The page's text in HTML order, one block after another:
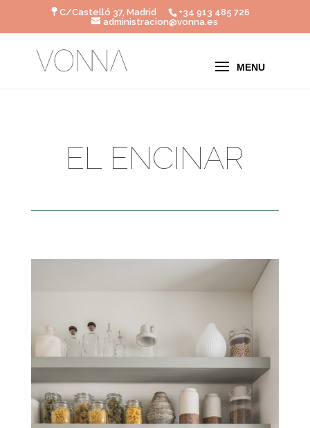
C/Castelló 37, Madrid
+34 913 485 726
administracion@vonna.es
EL ENCINAR